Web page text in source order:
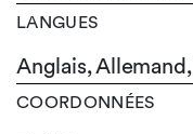
LANGUES
Anglais,Allemand,
COORDONNÉES